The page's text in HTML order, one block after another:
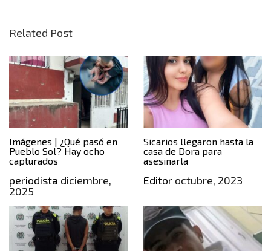
Related Post
Imágenes | ¿Qué pasó en
Pueblo Sol? Hay ocho
capturados
periodista diciembre,
2025
Sicarios llegaron hasta la
casa de Dora para
asesinarla
Editoroctubre, 2023